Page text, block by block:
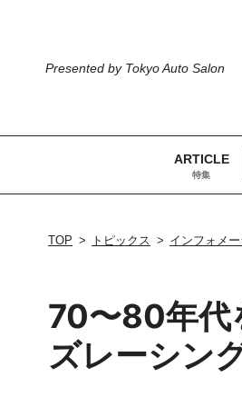
Presented by Tokyo Auto Salon
ARTICLE
特集
TOP トピックス インフォメ
70〜80年代
ズレーシン